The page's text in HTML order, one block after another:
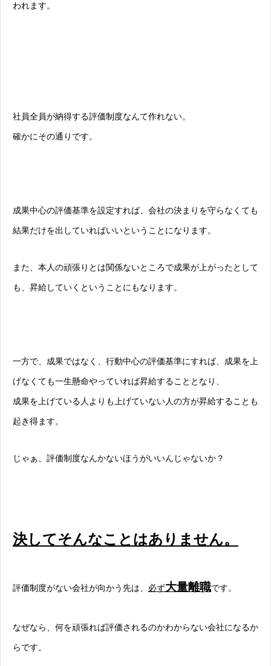
われます。
社員全員が納得する評価制度なんて作れない。
確かにその通りです。
成果中心の評価基準を設定すれば、会社の決まりを守らなくても
結果だけを出していればいいということになります。
また、本人の頑張りとは関係ないところで成果が上がったとして
も、昇給していくということにもなります。
一方で、成果ではなく、行動中心の評価基準にすれば、成果を上
げなくても一生懸命やっていれば昇給することとなり、
成果を上げている人よりも上げていない人の方が昇給することも
起き得ます。
じゃぁ、評価制度なんかないほうがいいんじゃないか？
決してそんなことはありません。
評価制度がない会社が向かう先は、 必ず大量離職です。
なぜなら、何を頑張れば評価されるのかわからない会社になるか
らです。